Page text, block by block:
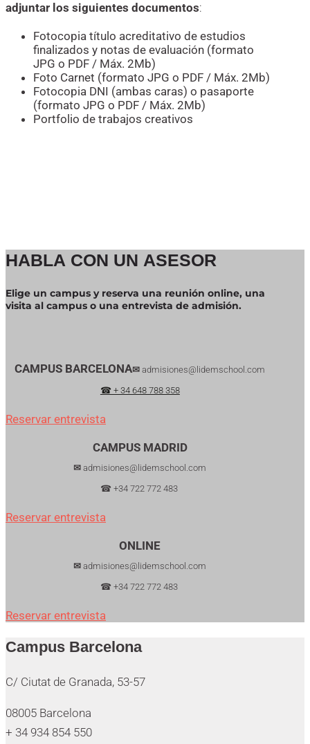
adjuntar los siguientes documentos:
Fotocopia título acreditativo de estudios
finalizados y notas de evaluación (formato
JPG o PDF / Máx. 2Mb)
Foto Carnet (formato JPG o PDF / Máx. 2Mb)
Fotocopia DNI (ambas caras) o pasaporte
(formato JPG o PDF / Máx. 2Mb)
Portfolio de trabajos creativos
HABLA CON UN ASESOR
Elige un campus y reserva una reunión online, una
visita al campus o una entrevista de admisión.
CAMPUS BARCELONA✉admisiones@lidemschool.com
☎ + 34 648 788 358
Reservar entrevista
CAMPUS MADRID
✉admisiones@lidemschool.com
☎ +34 722 772 483
Reservar entrevista
ONLINE
✉admisiones@lidemschool.com
☎ +34 722 772 483
Reservar entrevista
Campus Barcelona
C/ Ciutat de Granada, 53-57
08005 Barcelona
+ 34 934 854 550